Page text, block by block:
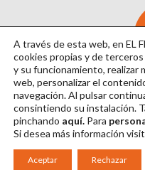
Aviso Legal|Política de Privacidad
|
A través de esta web, en EL
cookies propias y de
y su funcionamiento, realizar
web, personalizar el
navegación. Al pulsar
consintiendo su instalación.
pinchando aquí. Para
Si desea más información
Aceptar Rechazar